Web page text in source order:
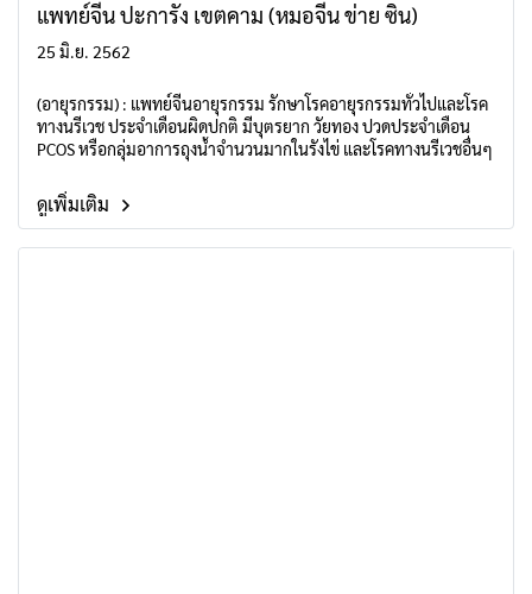
แพทย์จีน ปะการัง เขตคาม (หมอจีน ข่าย ซิน)
25 มิ.ย. 2562
(อายุรกรรม) : แพทย์จีนอายุรกรรม รักษาโรคอายุรกรรมทั่วไปและโรค
ทางนรีเวช ประจำเดือนผิดปกติ มีบุตรยาก วัยทอง ปวดประจำเดือน
PCOS หรือกลุ่มอาการถุงน้ำจำนวนมากในรังไข่ และโรคทางนรีเวชอื่นๆ
ดูเพิ่มเติม